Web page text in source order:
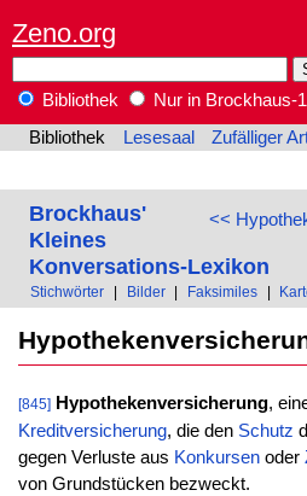
Zeno.org
Bibliothek
Nur in Brockhaus-
Bibliothek
Lesesaal Zufälliger
<<
Brockhaus'
Kleines
Konversations-Lexikon
Stichwörter Bilder Faksimiles
[845] Hypothekenversicherung,
Kreditversicherung, die den Schutz
gegen Verluste aus Konkursenoder
von Grundstücken bezweckt.